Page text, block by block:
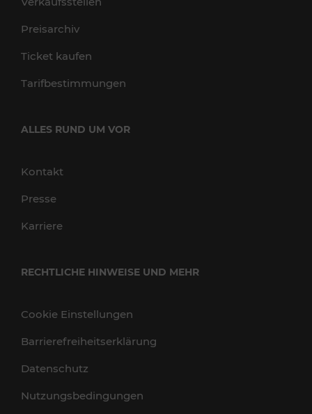
Preisarchiv
Ticket kaufen
Tarifbestimmungen
ALLES RUND UM VOR
Kontakt
Presse
Karriere
RECHTLICHE HINWEISE UND MEHR
Cookie Einstellungen
Barrierefreiheitserklärung
Datenschutz
Nutzungsbedingungen